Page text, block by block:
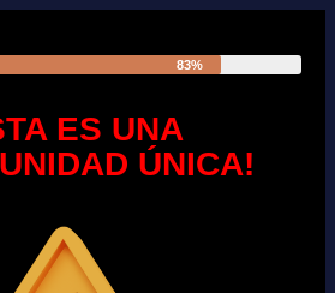
83%
ES UNA
ÚNICA!